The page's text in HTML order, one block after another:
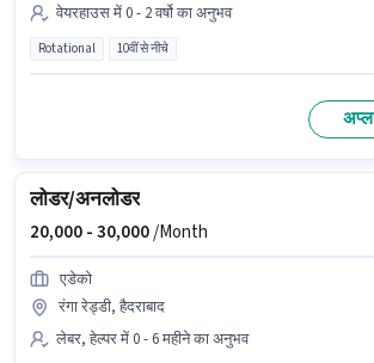
वेयरहाउस में 0 - 2 वर्षो का अनुभव
Rotational 10वीं से नीचे
लोडर/अनलोडर
20,000 -30,000/Month
एडेको
रंगा रेड्डी, हैदराबाद
लेबर, हेल्पर में 0 - 6 महीने का अनुभव